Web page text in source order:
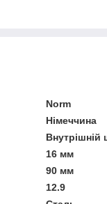
Norm
Німеччина
Внутрішній
16 мм
90 мм
12.9